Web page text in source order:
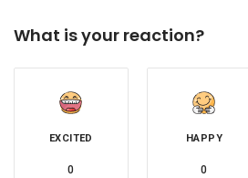
What is your reaction?
EXCITED
0
HAPPY
0